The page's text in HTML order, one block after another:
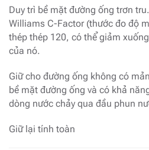
Duy trì bề mặt đường ống trơn
Williams C-Factor (thước đo độ
thép thép 120, có thể giảm
của nó.
Giữ cho đường ống không có
bề mặt đường ống và có khả
dòng nước chảy qua đầu phun
Giữ lại tính toàn